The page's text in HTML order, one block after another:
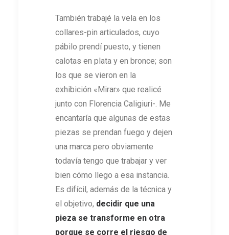
También trabajé la vela en los
collares-pin articulados, cuyo
pábilo prendí puesto, y tienen
calotas en plata y en bronce; son
los que se vieron en la
exhibición «Mirar» que realicé
junto con Florencia Caligiuri-. Me
encantaría que algunas de estas
piezas se prendan fuego y dejen
una marca pero obviamente
todavía tengo que trabajar y ver
bien cómo llego a esa instancia.
Es difícil, además de la técnica y
el objetivo, decidir que una
pieza se transforme en otra
porque se corre el riesgo de